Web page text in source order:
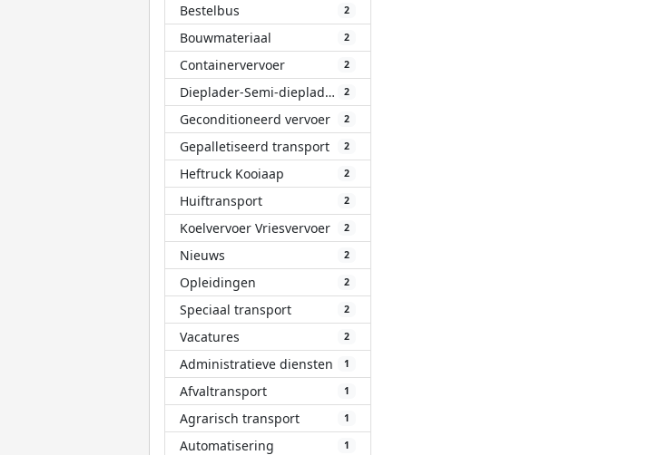
Bestelbus 2
Bouwmateriaal 2
Containervervoer 2
Dieplader-Semi-dieplader 2
Geconditioneerd vervoer 2
Gepalletiseerd transport 2
Heftruck Kooiaap 2
Huiftransport 2
Koelvervoer Vriesvervoer 2
Nieuws 2
Opleidingen 2
Speciaal transport 2
Vacatures 2
Administratieve diensten 1
Afvaltransport 1
Agrarisch transport 1
Automatisering 1